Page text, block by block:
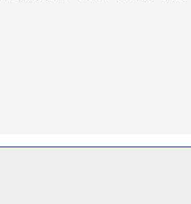
で、有料でお召し上がりいただけま